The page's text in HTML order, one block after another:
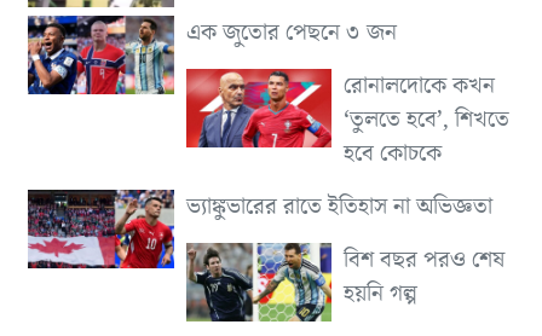
এক জুতোর পেছনে ৩ জন
রোনালদোকে কখন
‘তুলতে হবে’, শিখতে
হবে কোচকে
ভ্যাঙ্কুভারের রাতে ইতিহাস না অভিজ্ঞতা
বিশ বছর পরও শেষ
হয়নি গল্প